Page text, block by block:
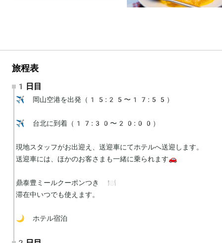
旅程表
1日目
✈️ 岡山空港を出発（15:25〜17:55）
✈️ 台北に到着（17:30〜20:00）
現地スタッフがお出迎え、送迎車にてホテルへ送迎します。
送迎車には、ほかのお客さまも一緒に乗られます🚗
鼎泰豊ミールクーポンつき 🍽️
滞在中いつでも使えます。
🌙 ホテル宿泊